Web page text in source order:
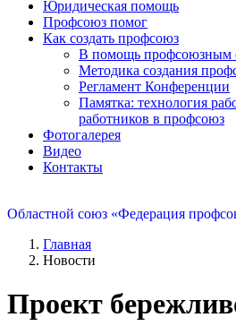
Юридическая помощь
Профсоюз помог
Как создать профсоюз
В помощь профсоюзным
Методика создания
Регламент Конференции
Памятка: технология
работников в профсоюз
Фотогалерея
Видео
Контакты
Областной союз «Федерация
Главная
Новости
Проект